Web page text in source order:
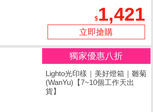
1,421
立即搶購
獨家優惠八折
Lighto光印樣｜美好燈箱｜雛菊
(WanYu)【7~10個工作天出
貨】